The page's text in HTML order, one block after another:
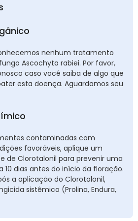
nenhum tratamento
Ascochyta rabiei. Por favor,
caso você saiba de algo que
esta doença. Aguardamos seu
contaminadas com
favoráveis, aplique um
de Clorotalonil para prevenir uma
dias antes do início da floração.
a aplicação do Clorotalonil,
sistêmico (Prolina, Endura,